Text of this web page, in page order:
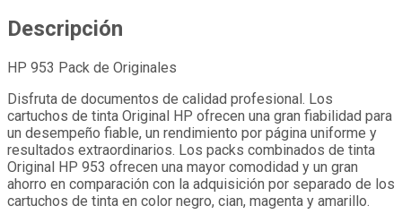
Descripción
HP 953 Pack de Originales
Disfruta de documentos de calidad profesional. Los
cartuchos de tinta Original HP ofrecen una gran fiabilidad para
un desempeño fiable, un rendimiento por página uniforme y
resultados extraordinarios. Los packs combinados de tinta
Original HP 953 ofrecen una mayor comodidad y un gran
ahorro en comparación con la adquisición por separado de los
cartuchos de tinta en color negro, cian, magenta y amarillo.